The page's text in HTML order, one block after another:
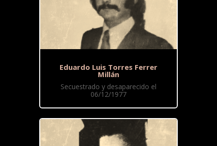
Eduardo Luis Torres Ferrer
Millán
Secuestrado y desaparecido el
06/12/1977